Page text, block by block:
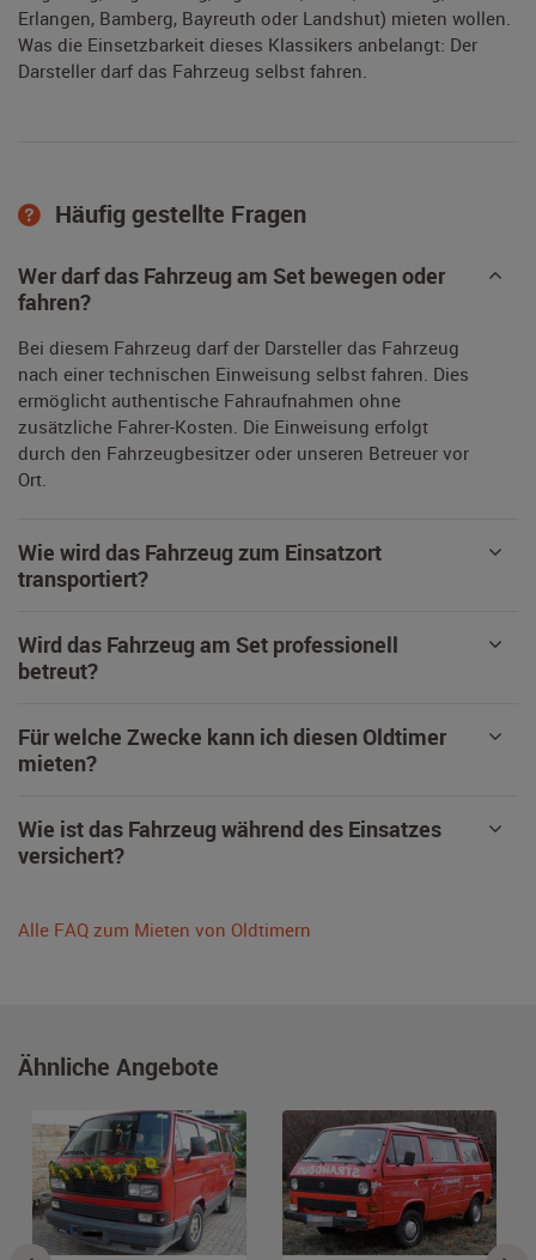
Erlangen, Bamberg, Bayreuth oder Landshut) mieten wollen.
Was die Einsetzbarkeit dieses Klassikers anbelangt: Der
Darsteller darf das Fahrzeug selbst fahren.
Häufig gestellte Fragen
Wer darf das Fahrzeug am Set bewegen oder
fahren?
Bei diesem Fahrzeug darf der Darsteller das Fahrzeug
nach einer technischen Einweisung selbst fahren. Dies
ermöglicht authentische Fahraufnahmen ohne
zusätzliche Fahrer-Kosten. Die Einweisung erfolgt
durch den Fahrzeugbesitzer oder unseren Betreuer vor
Ort.
Wie wird das Fahrzeug zum Einsatzort
transportiert?
Wird das Fahrzeug am Set professionell
betreut?
Für welche Zwecke kann ich diesen Oldtimer
mieten?
Wie ist das Fahrzeug während des Einsatzes
versichert?
Alle FAQ zum Mieten von Oldtimern
Ähnliche Angebote